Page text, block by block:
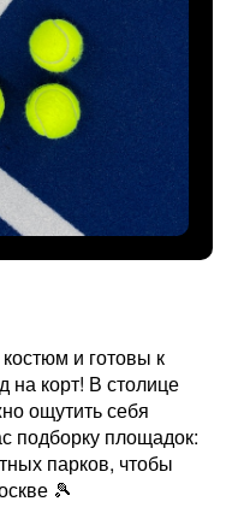
и готовы к
на корт! В столице
ощутить себя
подборку площадок:
парков, чтобы
🎾